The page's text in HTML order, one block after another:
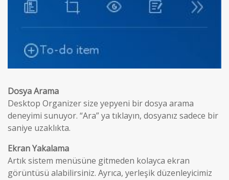
Dosya Arama
Desktop Organizer size yepyeni bir dosya arama
deneyimi sunuyor. “Ara” ya tıklayın, dosyanız sadece bir
saniye uzaklıkta.
Ekran Yakalama
Artık sistem menüsüne gitmeden kolayca ekran
görüntüsü alabilirsiniz. Ayrıca, yerleşik düzenleyicimiz